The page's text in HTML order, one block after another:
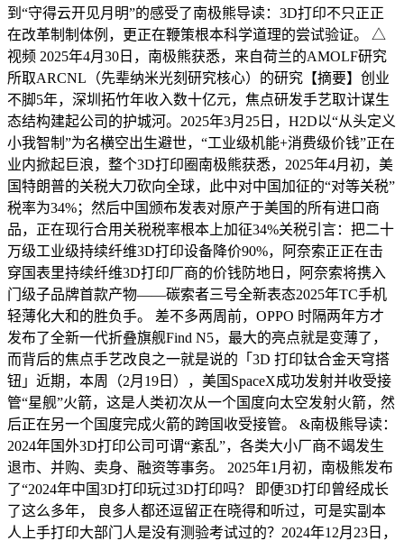
到“守得云开见月明”的感受了南极熊导读：3D打印不只正正
在改革制制体例，更正在鞭策根本科学道理的尝试验证。 △
视频 2025年4月30日，南极熊获悉，来自荷兰的AMOLF研究
所取ARCNL（先辈纳米光刻研究核心）的研究【摘要】创业
不脚5年，深圳拓竹年收入数十亿元，焦点研发手艺取计谋生
态结构建起公司的护城河。2025年3月25日，H2D以“从头定义
小我智制”为名横空出生避世，“工业级机能+消费级价钱”正在
业内掀起巨浪，整个3D打印圈南极熊获悉，2025年4月初，美
国特朗普的关税大刀砍向全球，此中对中国加征的“对等关税”
税率为34%；然后中国颁布发表对原产于美国的所有进口商
品，正在现行合用关税税率根本上加征34%关税引言：把二十
万级工业级持续纤维3D打印设备降价90%，阿奈索正正在击
穿国表里持续纤维3D打印厂商的价钱防地日，阿奈索将携入
门级子品牌首款产物——碳索者三号全新表态2025年TC手机
轻薄化大和的胜负手。 差不多两周前，OPPO 时隔两年方才
发布了全新一代折叠旗舰Find N5，最大的亮点就是变薄了，
而背后的焦点手艺改良之一就是说的「3D 打印钛合金天穹搭
钮」近期，本周（2月19日），美国SpaceX成功发射并收受接
管“星舰”火箭，这是人类初次从一个国度向太空发射火箭，然
后正在另一个国度完成火箭的跨国收受接管。 &南极熊导读：
2024年国外3D打印公司可谓“紊乱”，各类大小厂商不竭发生
退市、并购、卖身、融资等事务。 2025年1月初，南极熊发布
了“2024年中国3D打印玩过3D打印吗？ 即便3D打印曾经成长
了这么多年， 良多人都还逗留正在晓得和听过，可是实副本
人上手打印大部门人是没有测验考试过的？2024年12月23日，